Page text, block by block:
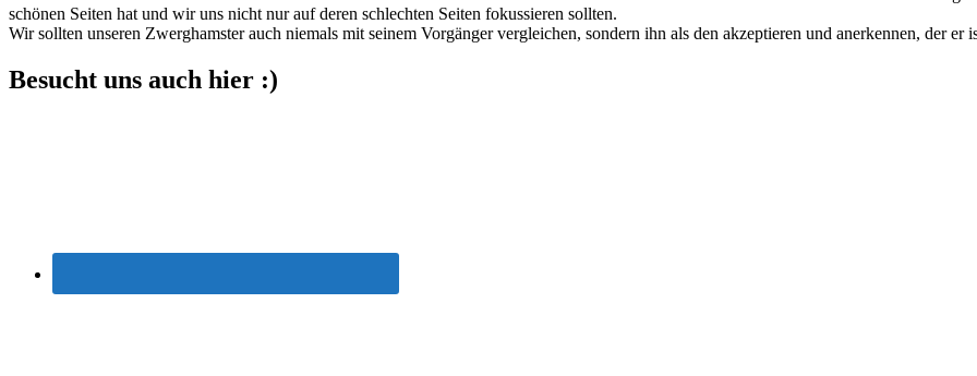
schönen Seiten hat und wir uns nicht nur auf deren schlechten Seiten fokussieren sollten.
Wir sollten unseren Zwerghamster auch niemals mit seinem Vorgänger vergleichen, sondern ihn als den akzeptieren und anerkennen, der er
Besucht uns auch hier :)